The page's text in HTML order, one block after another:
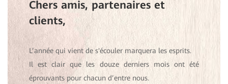
Chers amis, partenaires et
clients,
L’année qui vient de s'écouler marquera les esprits.
Il est clair que les douze derniers mois ont été
éprouvants pour chacun d’entre nous.